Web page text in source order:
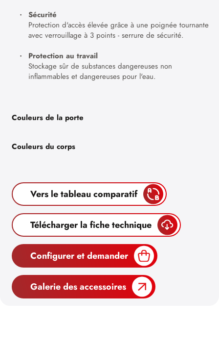
Sécurité
Protection d'accès élevée grâce à une poignée tournante
avec verrouillage à 3 points - serrure de sécurité.
Protection au travail
Stockage sûr de substances dangereuses non
inflammables et dangereuses pour l'eau.
Couleurs de la porte
Couleurs du corps
Vers le tableau comparatif
Télécharger la fiche technique
Configurer et demander
Galerie des accessoires